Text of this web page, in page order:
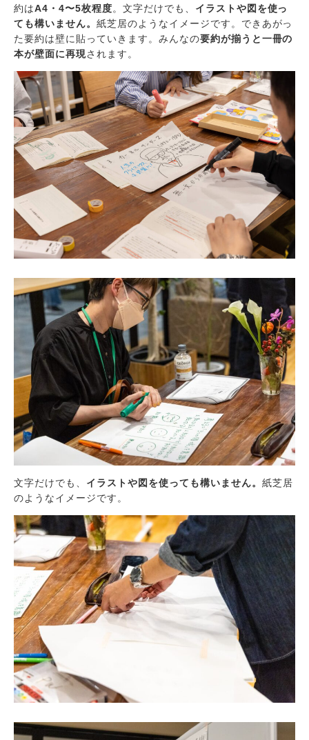
約はA4・4〜5枚程度。文字だけでも、 イラストや図を使っ
ても構いません。 紙芝居のようなイメージです。できあがっ
た要約は壁に貼っていきます。みんなの要約が揃うと一冊の
本が壁面に再現されます。
文字だけでも、 イラストや図を使っても構いません。 紙芝居
のようなイメージです。